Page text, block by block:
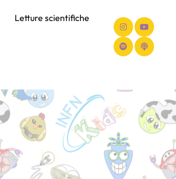
Letture scientifiche